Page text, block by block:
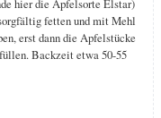
hier die Apfelsorte Elstar)
fetten und mit Mehl
erst dann die Apfelstücke
Backzeit etwa 50-55